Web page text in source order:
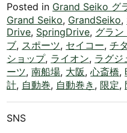
Posted in Grand Seiko グ
Grand Seiko, GrandSeiko,
Drive, SpringDrive, グラン
ブ, スポーツ, セイコー,チ
ショップ, ライオン, ラグジ
ーツ,南船場, 大阪,心斎橋,
計, 自動巻, 自動巻き , 限定,
SNS